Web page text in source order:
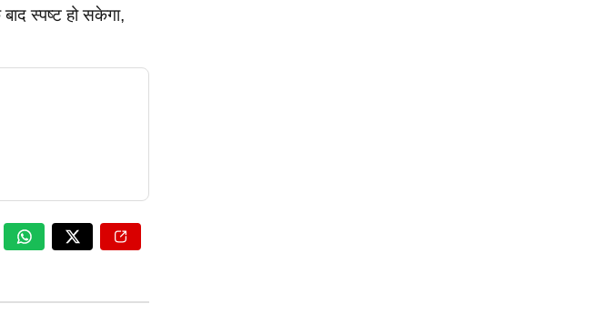
स्पष्ट हो सकेगा,